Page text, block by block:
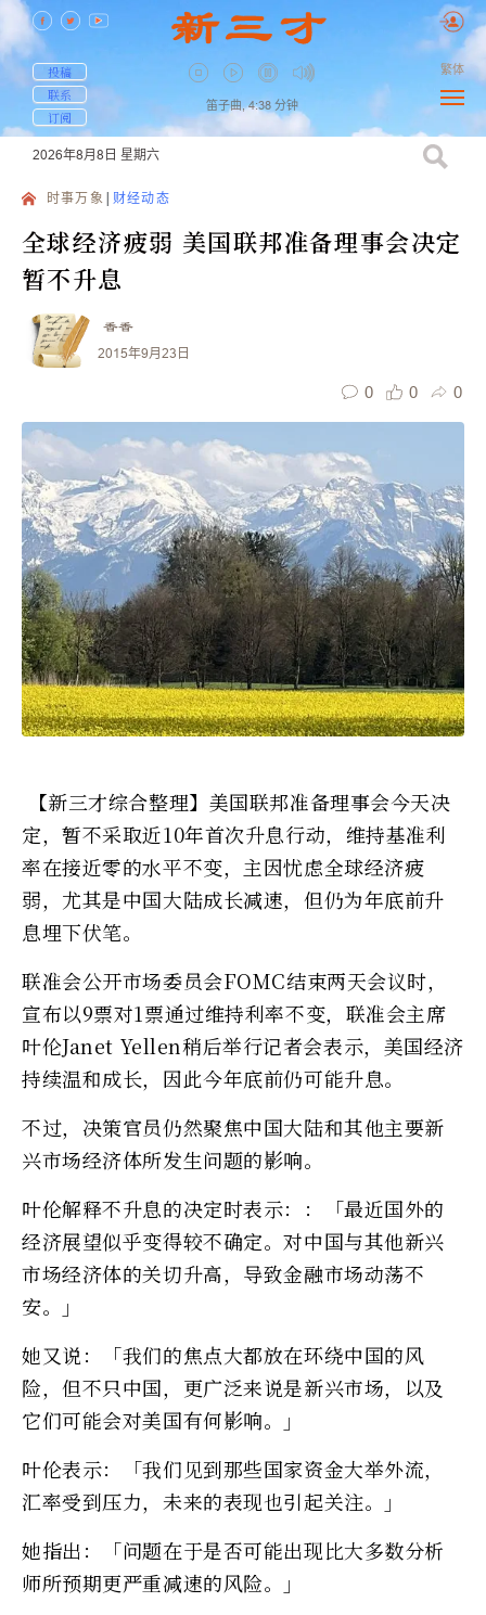
投稿
联系
订阅
笛子曲, 4:38 分钟
繁体
2026年8月8日 星期六
时事万象 财经动态
全球经济疲弱 美国联邦准备理事会决定
暂不升息
香香
2015年9月23日
0 0 0
【新三才综合整理】美国联邦准备理事会今天决
定，暂不采取近10年首次升息行动，维持基准利
率在接近零的水平不变，主因忧虑全球经济疲
弱，尤其是中国大陆成长减速，但仍为年底前升
息埋下伏笔。
联准会公开市场委员会FOMC结束两天会议时，
宣布以9票对1票通过维持利率不变，联准会主席
叶伦Janet Yellen稍后举行记者会表示，美国经济
持续温和成长，因此今年底前仍可能升息。
不过，决策官员仍然聚焦中国大陆和其他主要新
兴市场经济体所发生问题的影响。
叶伦解释不升息的决定时表示：：「最近国外的
经济展望似乎变得较不确定。对中国与其他新兴
市场经济体的关切升高，导致金融市场动荡不
安。」
她又说：「我们的焦点大都放在环绕中国的风
险，但不只中国，更广泛来说是新兴市场，以及
它们可能会对美国有何影响。」
叶伦表示：「我们见到那些国家资金大举外流，
汇率受到压力，未来的表现也引起关注。」
她指出：「问题在于是否可能出现比大多数分析
师所预期更严重减速的风险。」